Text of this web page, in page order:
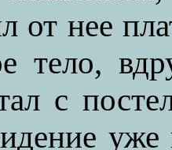
от нее
тело,
с
уже